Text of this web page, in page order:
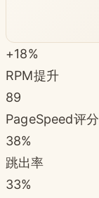
+18%
RPM提升
89
PageSpeed评分
38%
跳出率
33%